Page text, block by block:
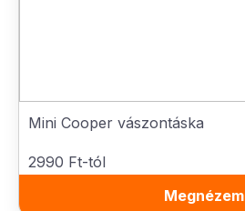
Mini Cooper vászontáska
2990 Ft-tól
Megnézem